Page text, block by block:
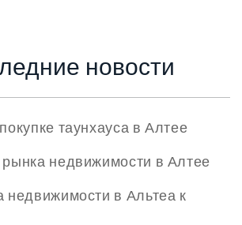
новости
таунхауса в Алтее
недвижимости в Алтее
недвижимости в Альтеа к